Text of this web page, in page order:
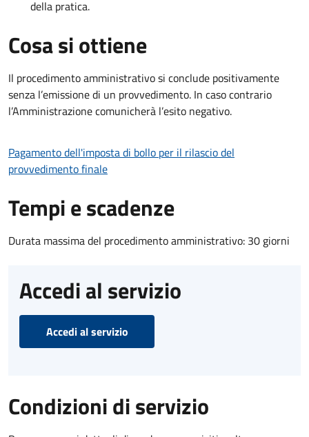
della pratica.
Cosa si ottiene
Il procedimento amministrativo si conclude positivamente
senza l’emissione di un provvedimento. In caso contrario
l’Amministrazione comunicherà l’esito negativo.
Pagamento dell'imposta di bollo per il rilascio del
provvedimento finale
Tempi e scadenze
Durata massima del procedimento amministrativo: 30 giorni
Accedi al servizio
Accedi al servizio
Condizioni di servizio